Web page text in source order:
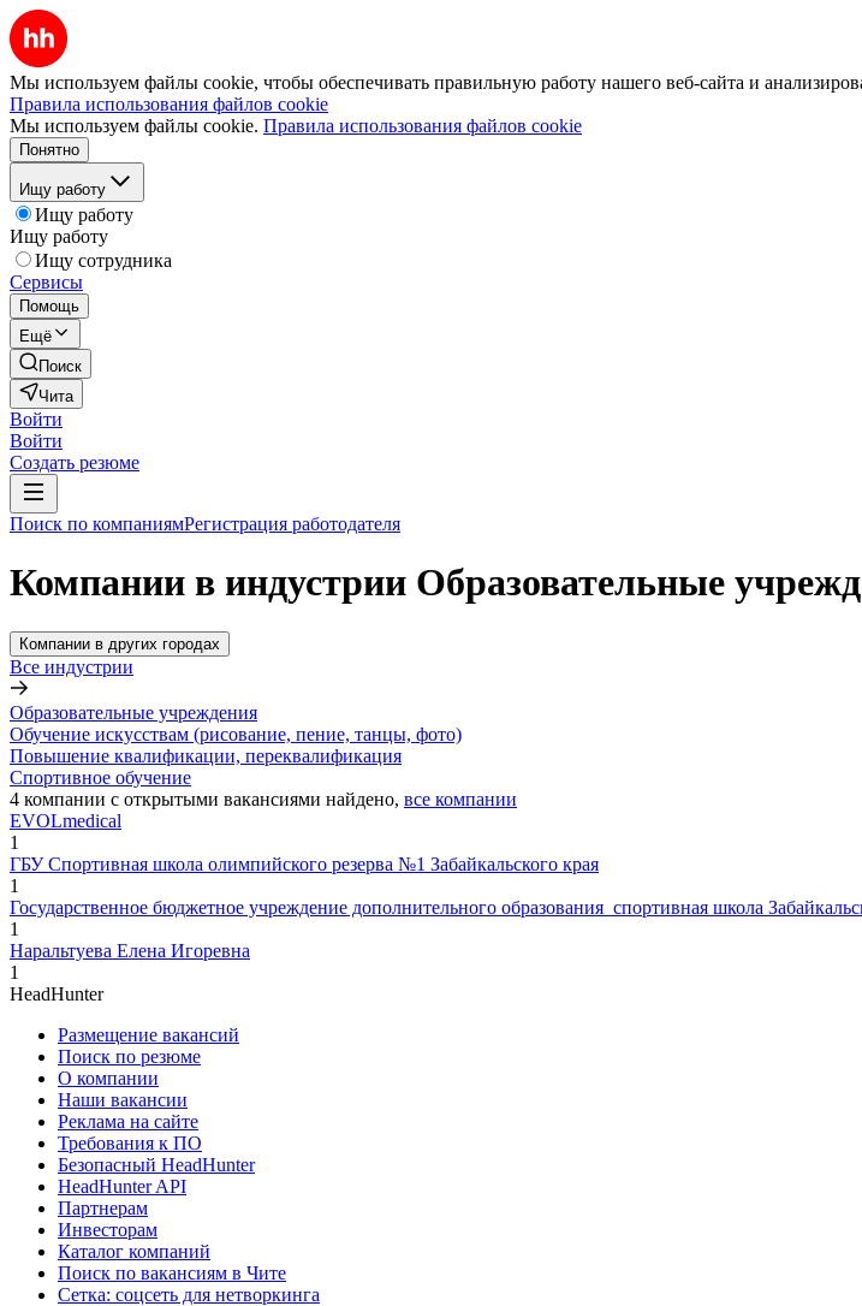
Мы используем файлы cookie, чтобы обеспечивать правильную работу нашего веб-сайта и
Правила использования файлов cookie
Мы используем файлы cookie. Правила использования файлов cookie
Понятно
Ищу работу
Ищу работу
Ищу работу
Ищу сотрудника
Сервисы
Помощь
Ещё
Поиск
Чита
Войти
Войти
Создать резюме
Поиск по компаниямРегистрация работодателя
Компании в индустрии Образовательные
Компании в других городах
Все индустрии
Образовательные учреждения
Обучение искусствам (рисование, пение, танцы, фото)
Повышение квалификации, переквалификация
Спортивное обучение
4 компании с открытыми вакансиями найдено, все компании
EVOLmedical
1
ГБУ Спортивная школа олимпийского резерва №1 Забайкальского края
1
Государственное бюджетное учреждение дополнительного образования спортивная школа
1
Наральтуева Елена Игоревна
1
HeadHunter
Размещение вакансий
Поиск по резюме
О компании
Наши вакансии
Реклама на сайте
Требования к ПО
Безопасный HeadHunter
HeadHunter API
Партнерам
Инвесторам
Каталог компаний
Поиск по вакансиям в Чите
Сетка: соцсеть для нетворкинга